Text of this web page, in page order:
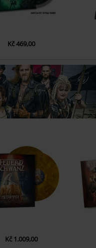
Kč 469,00
Kč 1.009,00